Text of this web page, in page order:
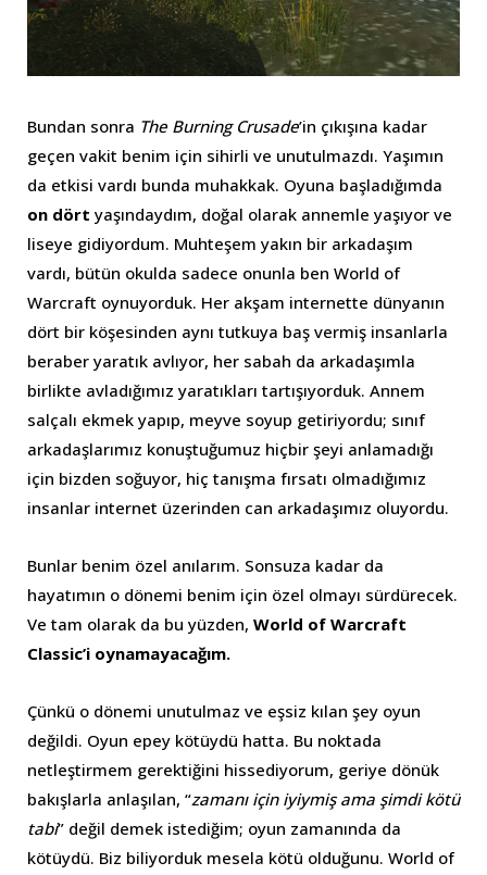
Bundan sonra The Burning Crusade’in çıkışına kadar
geçen vakit benim için sihirli ve unutulmazdı. Yaşımın
da etkisi vardı bunda muhakkak. Oyuna başladığımda
on dört yaşındaydım, doğal olarak annemle yaşıyor ve
liseye gidiyordum. Muhteşem yakın bir arkadaşım
vardı, bütün okulda sadece onunla ben World of
Warcraft oynuyorduk. Her akşam internette dünyanın
dört bir köşesinden aynı tutkuya baş vermiş insanlarla
beraber yaratık avlıyor, her sabah da arkadaşımla
birlikte avladığımız yaratıkları tartışıyorduk. Annem
salçalı ekmek yapıp, meyve soyup getiriyordu; sınıf
arkadaşlarımız konuştuğumuz hiçbir şeyi anlamadığı
için bizden soğuyor, hiç tanışma fırsatı olmadığımız
insanlar internet üzerinden can arkadaşımız oluyordu.
Bunlar benim özel anılarım. Sonsuza kadar da
hayatımın o dönemi benim için özel olmayı sürdürecek.
Ve tam olarak da bu yüzden, World of Warcraft
Classic’i oynamayacağım.
Çünkü o dönemi unutulmaz ve eşsiz kılan şey oyun
değildi. Oyun epey kötüydü hatta. Bu noktada
netleştirmem gerektiğini hissediyorum, geriye dönük
bakışlarla anlaşılan, “zamanı için iyiymiş ama şimdi kötü
tabi” değil demek istediğim; oyun zamanında da
kötüydü. Biz biliyorduk mesela kötü olduğunu. World of